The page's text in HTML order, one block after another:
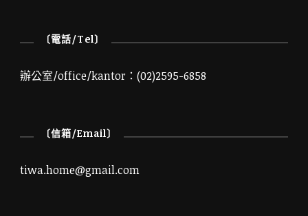
〔電話/Tel〕
辦公室/office/kantor：(02)2595-6858
〔信箱/Email〕
tiwa.home@gmail.com